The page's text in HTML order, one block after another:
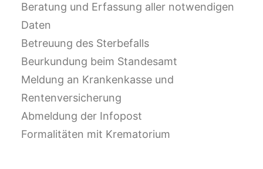
Beratung und Erfassung aller notwendigen
Daten
Betreuung des Sterbefalls
Beurkundung beim Standesamt
Meldung an Krankenkasse und
Rentenversicherung
Abmeldung der Infopost
Formalitäten mit Krematorium